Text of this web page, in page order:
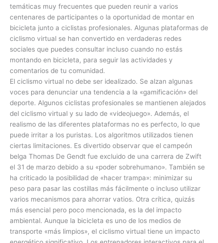
temáticas muy frecuentes que pueden reunir a varios
centenares de participantes o la oportunidad de montar en
bicicleta junto a ciclistas profesionales. Algunas plataformas de
ciclismo virtual se han convertido en verdaderas redes
sociales que puedes consultar incluso cuando no estás
montando en bicicleta, para seguir las actividades y
comentarios de tu comunidad.
El ciclismo virtual no debe ser idealizado. Se alzan algunas
voces para denunciar una tendencia a la «gamificación» del
deporte. Algunos ciclistas profesionales se mantienen alejados
del ciclismo virtual y su lado de «videojuego». Además, el
realismo de las diferentes plataformas no es perfecto, lo que
puede irritar a los puristas. Los algoritmos utilizados tienen
ciertas limitaciones. Es divertido observar que el campeón
belga Thomas De Gendt fue excluido de una carrera de Zwift
el 31 de marzo debido a su «poder sobrehumano». También se
ha criticado la posibilidad de «hacer trampa»: minimizar su
peso para pasar las costillas más fácilmente o incluso utilizar
varios mecanismos para ahorrar vatios. Otra crítica, quizás
más esencial pero poco mencionada, es la del impacto
ambiental. Aunque la bicicleta es uno de los medios de
transporte «más limpios», el ciclismo virtual tiene un impacto